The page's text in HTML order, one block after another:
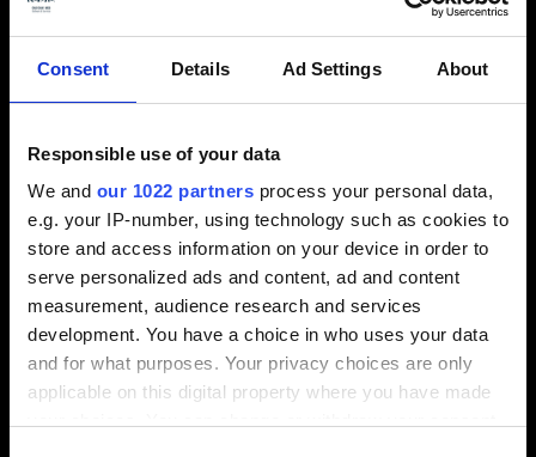
Consent Details Ad Settings About
Responsible use of your data
We and our 1022 partners process your personal data,
e.g. your IP-number, using technology such as cookies to
store and access information on your device in order to
serve personalized ads and content, ad and content
measurement, audience research and services
development. You have a choice in who uses your data
and for what purposes. Your privacy choices are only
applicable on this digital property where you have made
GEDIA Gebrüder Dingerkus GmbH
Leer caso de éxito
Hauk aumenta un 15%
su eficiencia con Tebis